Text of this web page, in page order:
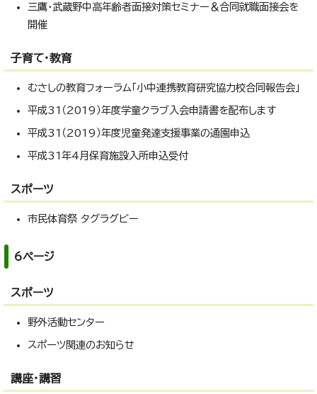
三鷹・武蔵野中高年齢者面接対策セミナー＆合同就職面接会を
開催
子育て・教育
むさしの教育フォーラム「小中連携教育研究協力校合同報告会」
平成31（2019）年度学童クラブ入会申請書を配布します
平成31（2019）年度児童発達支援事業の通園申込
平成31年4月保育施設入所申込受付
スポーツ
市民体育祭 タグラグビー
6ページ
スポーツ
野外活動センター
スポーツ関連のお知らせ
講座・講習